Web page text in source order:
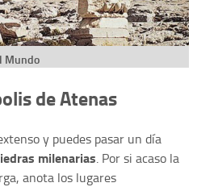
Mundo
de Atenas
y puedes pasar un día
milenarias. Por si acaso la
anota los lugares